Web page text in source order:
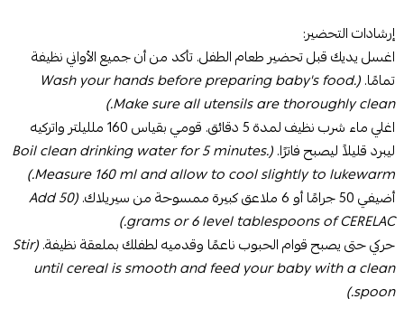
إرشادات التحضير:
اغسل يديك قبل تحضير طعام الطفل. تأكد من أن جميع الأواني نظيفة
تمامًا. (Wash your hands before preparing baby's food.
Make sure all utensils are thoroughly clean.)
اغلي ماء شرب نظيف لمدة 5 دقائق. قومي بقياس 160 ملليلتر واتركيه
ليبرد قليلاً ليصبح فاترًا. (Boil clean drinking water for 5 minutes.
Measure 160 ml and allow to cool slightly to lukewarm.)
أضيفي 50 جرامًا أو 6 ملاعق كبيرة ممسوحة من سيريلاك.
(Add 50
grams or 6 level tablespoons of CERELAC.)
حركي حتى يصبح قوام الحبوب ناعمًا وقدميه لطفلك بملعقة نظيفة. (Stir
until cereal is smooth and feed your baby with a clean
spoon.)